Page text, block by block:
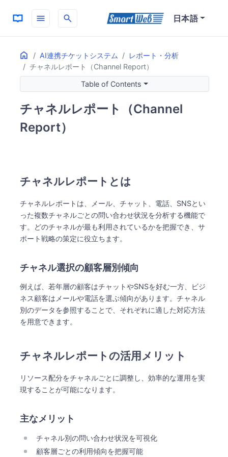
menu search 日本語
Home AI連携チケットシステム
レポート・分析
チャネルレポート（Channel Report）
ON THIS PAGE
チャネルレポートとは
チャネル選択の顧客層別傾向
主なメリット
Table of Contents
チャネルレポート（Channel
Report）
チャネルレポートとは
チャネルレポートは、メール、チャット、電話、SNSとい
った複数チャネルごとの問い合わせ状況を分析する機能で
す。どのチャネルが最も利用されているかを把握でき、サ
ポート戦略の策定に役立ちます。
チャネル選択の顧客層別傾向
例えば、若年層の顧客はチャットやSNSを好む一方、ビジ
ネス顧客はメールや電話を選ぶ傾向があります。チャネル
別のデータを参照することで、それぞれに適した対応方法
を用意できます。
チャネルレポートの活用メリット
リソース配分をチャネルごとに調整し、効率的な運用を実
現することが可能になります。
主なメリット
チャネル別の問い合わせ状況を可視化
顧客層ごとの利用傾向を把握可能